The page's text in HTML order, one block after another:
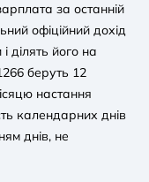
за останній
офіційний дохід
ділять його на
беруть 12
настання
календарних днів
днів, не